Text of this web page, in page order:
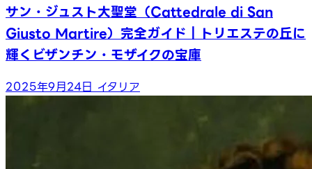
サン・ジュスト大聖堂（Cattedrale di San
Giusto Martire）完全ガイド｜トリエステの丘に
輝くビザンチン・モザイクの宝庫
2025年9月24日 イタリア